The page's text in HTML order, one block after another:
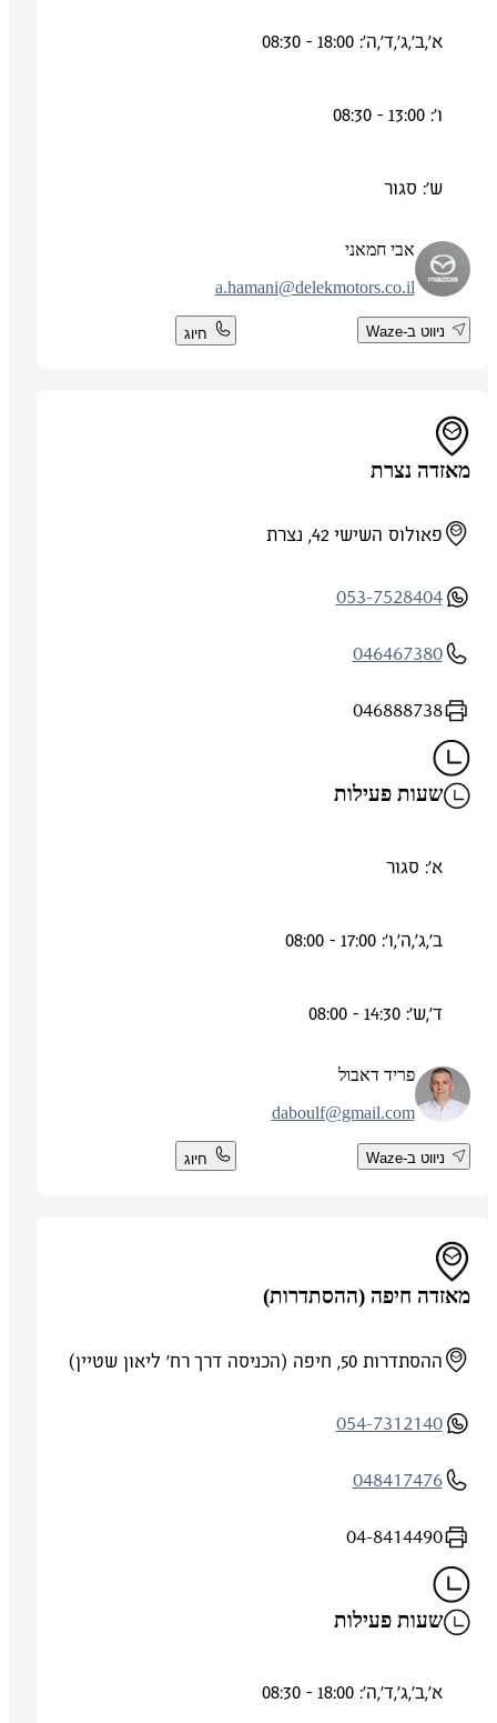
א',ב',ג',ד',ה': 18:00 - 08:30
ש': סגור
אבי חמאני
a.hamani@delekmotors.co.il
ניווט ב-Waze חיוג
מאזדה נצרת
פאולוס השישי 42, נצרת
053-7528404
046467380
046888738
שעות פעילות
א': סגור
ב',ג',ה',ו': 17:00 - 08:00
ד',ש': 14:30 - 08:00
פריד דאבול
daboulf@gmail.com
ניווט ב-Waze חיוג
מאזדה חיפה (ההסתדרות)
ההסתדרות 50, חיפה (הכניסה דרך רח' ליאון שטיין)
054-7312140
048417476
04-8414490
שעות פעילות
א',ב',ג',ד',ה': 18:00 - 08:30